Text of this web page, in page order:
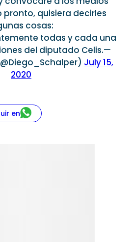
pronto, quisiera decirles
cosas:
todas y cada una
del diputado Celis.—
July 15,
2020
en